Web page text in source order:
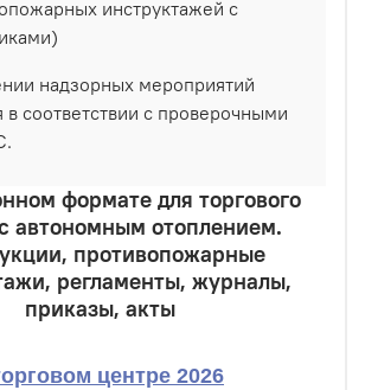
инструктажей с
надзорных мероприятий
в соответствии с проверочными
формате для торгового
автономным отоплением.
противопожарные
регламенты, журналы,
приказы, акты
центре 2026